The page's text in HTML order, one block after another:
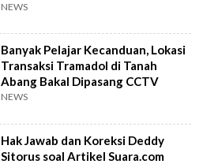
NEWS
Banyak Pelajar Kecanduan, Lokasi
Transaksi Tramadol di Tanah
Abang Bakal Dipasang CCTV
NEWS
Hak Jawab dan Koreksi Deddy
Sitorus soal Artikel Suara.com